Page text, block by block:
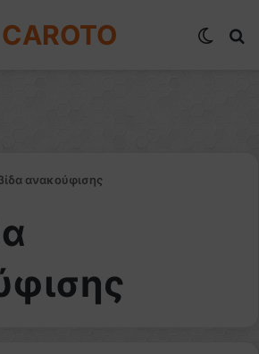
CAROTO
ανακούφισης